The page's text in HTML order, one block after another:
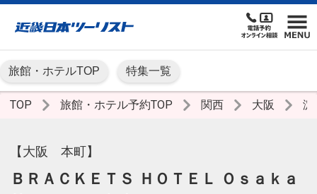
旅館・ホテルTOP 特集一覧
TOP 旅館・ホテル予約TOP 関西 大阪 淀
【大阪 本町】
ＢＲＡＣＫＥＴＳ ＨＯＴＥＬ Ｏｓａｋａ